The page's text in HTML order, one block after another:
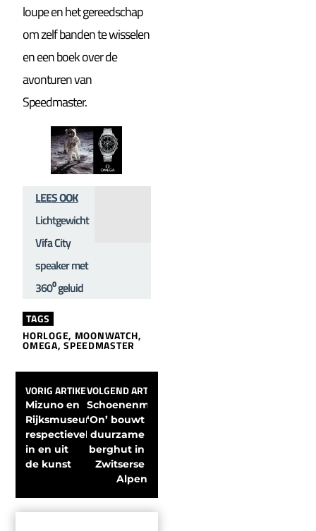
loupe en het gereedschap
om zelf banden te wisselen
en een boek over de
avonturen van
Speedmaster.
LEES OOK
Lichtgewicht
Vifa City
speaker met
360⁰ geluid
TAGS
HORLOGE, MOONWATCH,
OMEGA,SPEEDMASTER
VORIG ARTIKEL
Mizuno en
Rijksmuseum
respectievelijk
in en uit
de kunst
VOLGEND ARTIKEL
Schoenenmerk
‘On’ bouwt
duurzame
berghut in
Zwitserse
Alpen